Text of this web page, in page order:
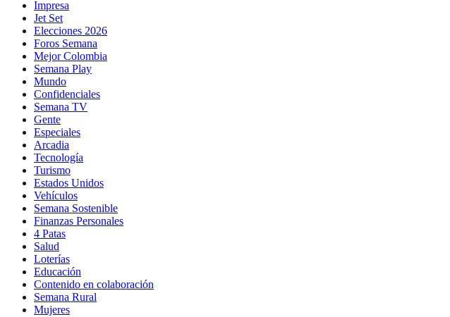
Impresa
Jet Set
Elecciones 2026
Foros Semana
Mejor Colombia
Semana Play
Mundo
Confidenciales
Semana TV
Gente
Especiales
Arcadia
Tecnología
Turismo
Estados Unidos
Vehículos
Semana Sostenible
Finanzas Personales
4 Patas
Salud
Loterías
Educación
Contenido en colaboración
Semana Rural
Mujeres